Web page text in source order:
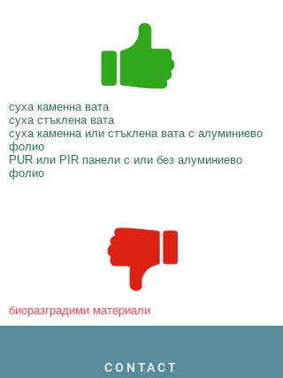
суха каменна вата
суха стъклена вата
суха каменна или стъклена вата с алуминиево
фолио
PUR или PIR панели с или без алуминиево
фолио
биоразградими материали
CONTACT